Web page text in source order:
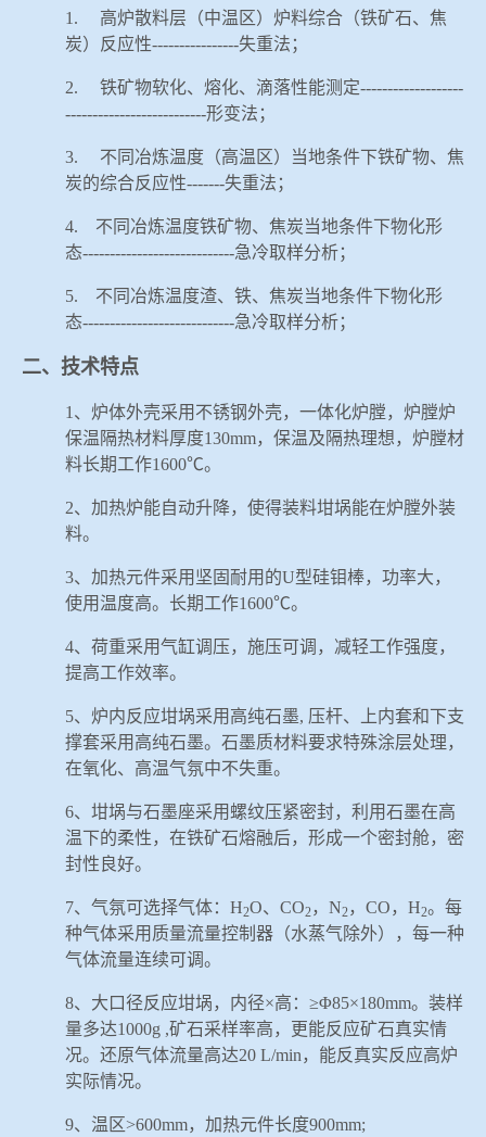
1. 高炉散料层（中温区）炉料综合（铁矿石、焦
炭）反应性----------------失重法；
2. 铁矿物软化、熔化、滴落性能测定-------------------
--------------------------形变法；
3. 不同冶炼温度（高温区）当地条件下铁矿物、焦
炭的综合反应性-------失重法；
4. 不同冶炼温度铁矿物、焦炭当地条件下物化形
态----------------------------急冷取样分析；
5. 不同冶炼温度渣、铁、焦炭当地条件下物化形
态----------------------------急冷取样分析；
二、技术特点
1 、炉体外壳采用不锈钢外壳，一体化炉膛，炉膛炉
保温隔热材料厚度130mm，保温及隔热理想，炉膛材
料长期工作1600℃。
2、加热炉能自动升降，使得装料坩埚能在炉膛外装
料。
3、加热元件采用坚固耐用的U型硅钼棒，功率大，
使用温度高。长期工作1600℃。
4、荷重采用气缸调压，施压可调，减轻工作强度，
提高工作效率。
5、炉内反应坩埚采用高纯石墨, 压杆、上内套和下支
撑套采用高纯石墨。石墨质材料要求特殊涂层处理，
在氧化、高温气氛中不失重。
6、坩埚与石墨座采用螺纹压紧密封，利用石墨在高
温下的柔性，在铁矿石熔融后，形成一个密封舱，密
封性良好。
7、 气氛可选择气体： H2O、 CO2 ， N2 ， CO ， H2。每
种气体采用质量流量控制器（水蒸气除外），每一种
气体流量连续可调。
8、大口径反应坩埚，内径×高：≥Φ85×180mm。装样
量多达1000g ,矿石采样率高，更能反应矿石真实情
况。还原气体流量高达20 L/min ，能反真实反应高炉
实际情况。
9、温区>600mm，加热元件长度900mm;